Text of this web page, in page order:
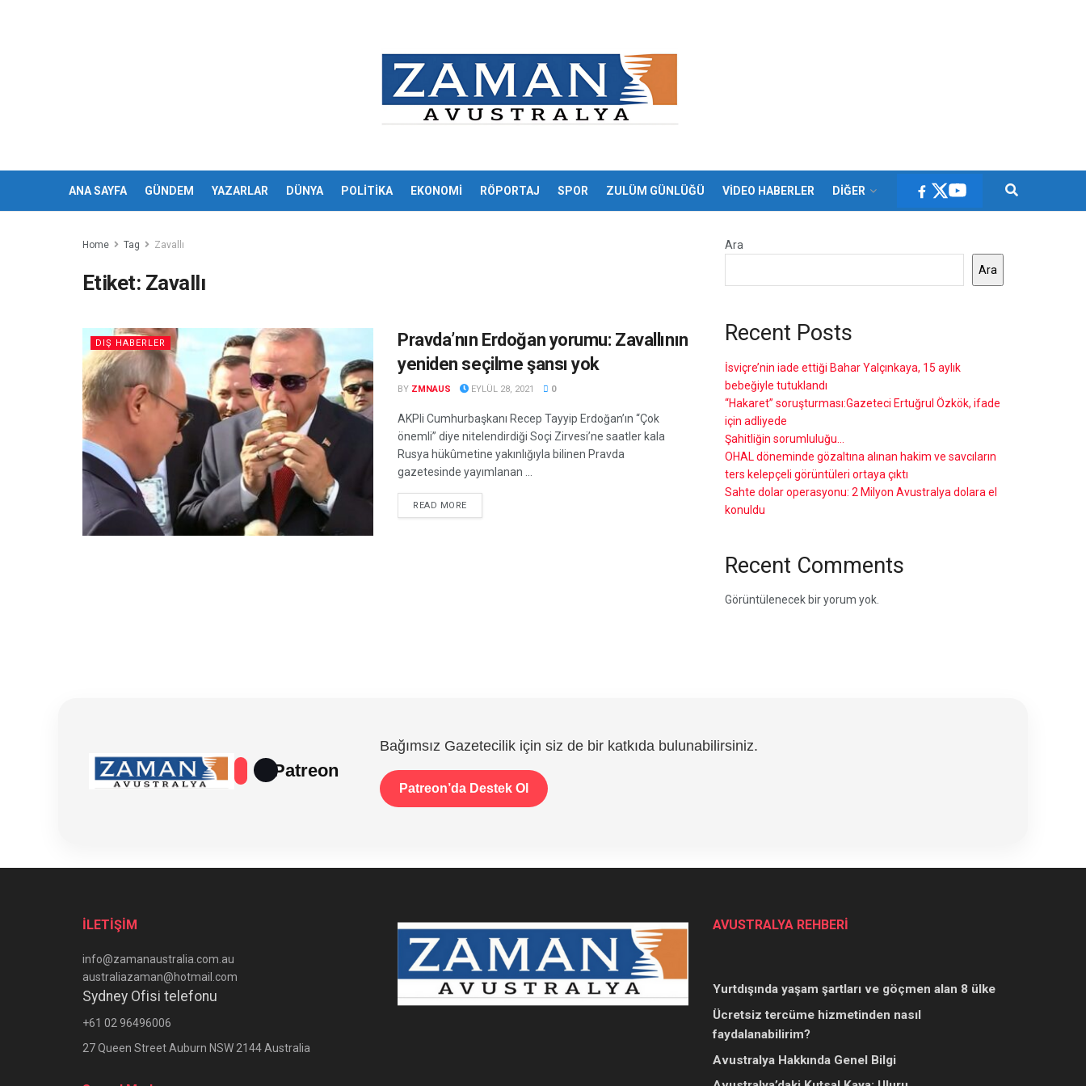
ANA SAYFA GÜNDEM YAZARLAR DÜNYA POLİTİKA EKONOMİ RÖPORTAJ SPOR ZULÜM GÜNLÜĞÜ VİDEO HABERLER DİĞER
Home Tag Zavallı
Etiket: Zavallı
DIŞ HABERLER
Pravda’nın Erdoğan yorumu: Zavallının
yeniden seçilme şansı yok
BY ZMNAUS EYLÜL 28, 2021 0
AKPli Cumhurbaşkanı Recep Tayyip Erdoğan’ın “Çok
önemli” diye nitelendirdiği Soçi Zirvesi’ne saatler kala
Rusya hükûmetine yakınlığıyla bilinen Pravda
gazetesinde yayımlanan ...
READ MOREDETAILS
Ara
Ara
Recent Posts
İsviçre’nin iade ettiği Bahar Yalçınkaya, 15 aylık
bebeğiyle tutuklandı
“Hakaret” soruşturması:Gazeteci Ertuğrul Özkök, ifade
için adliyede
Şahitliğin sorumluluğu…
OHAL döneminde gözaltına alınan hakim ve savcıların
ters kelepçeli görüntüleri ortaya çıktı
Sahte dolar operasyonu: 2 Milyon Avustralya dolara el
konuldu
Recent Comments
Görüntülenecek bir yorum yok.
Patreon
Bağımsız Gazetecilik için siz de bir katkıda bulunabilirsiniz.
Patreon’da Destek Ol
İLETİŞİM
info@zamanaustralia.com.au
australiazaman@hotmail.com
Sydney Ofisi telefonu
+61 02 96496006
27 Queen Street Auburn NSW 2144 Australia
AVUSTRALYA REHBERİ
Yurtdışında yaşam şartları ve göçmen alan 8 ülke
Ücretsiz tercüme hizmetinden nasıl
faydalanabilirim?
Avustralya Hakkında Genel Bilgi